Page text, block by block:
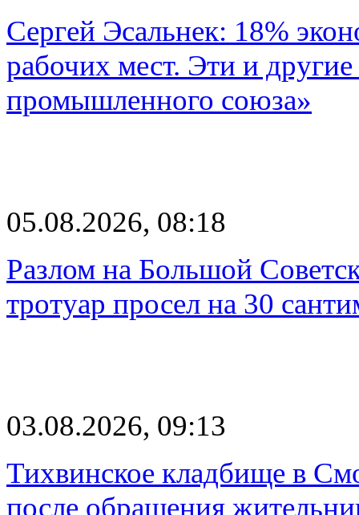
Сергей Эсальнек: 18%
рабочих мест. Эти и
промышленного союза»
05.08.2026, 08:18
Разлом на Большой
тротуар просел на 30
03.08.2026, 09:13
Тихвинское кладбище в
после обращения